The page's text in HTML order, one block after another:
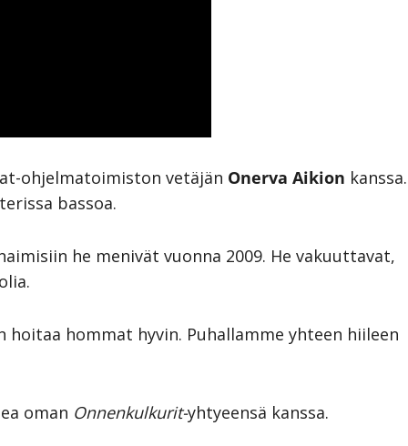
ohjelmatoimiston vetäjän Onerva Aikion kanssa.
bassoa.
he menivät vuonna 2009. He vakuuttavat,
hommat hyvin. Puhallamme yhteen hiileen
oman Onnenkulkurit-yhtyeensä kanssa.